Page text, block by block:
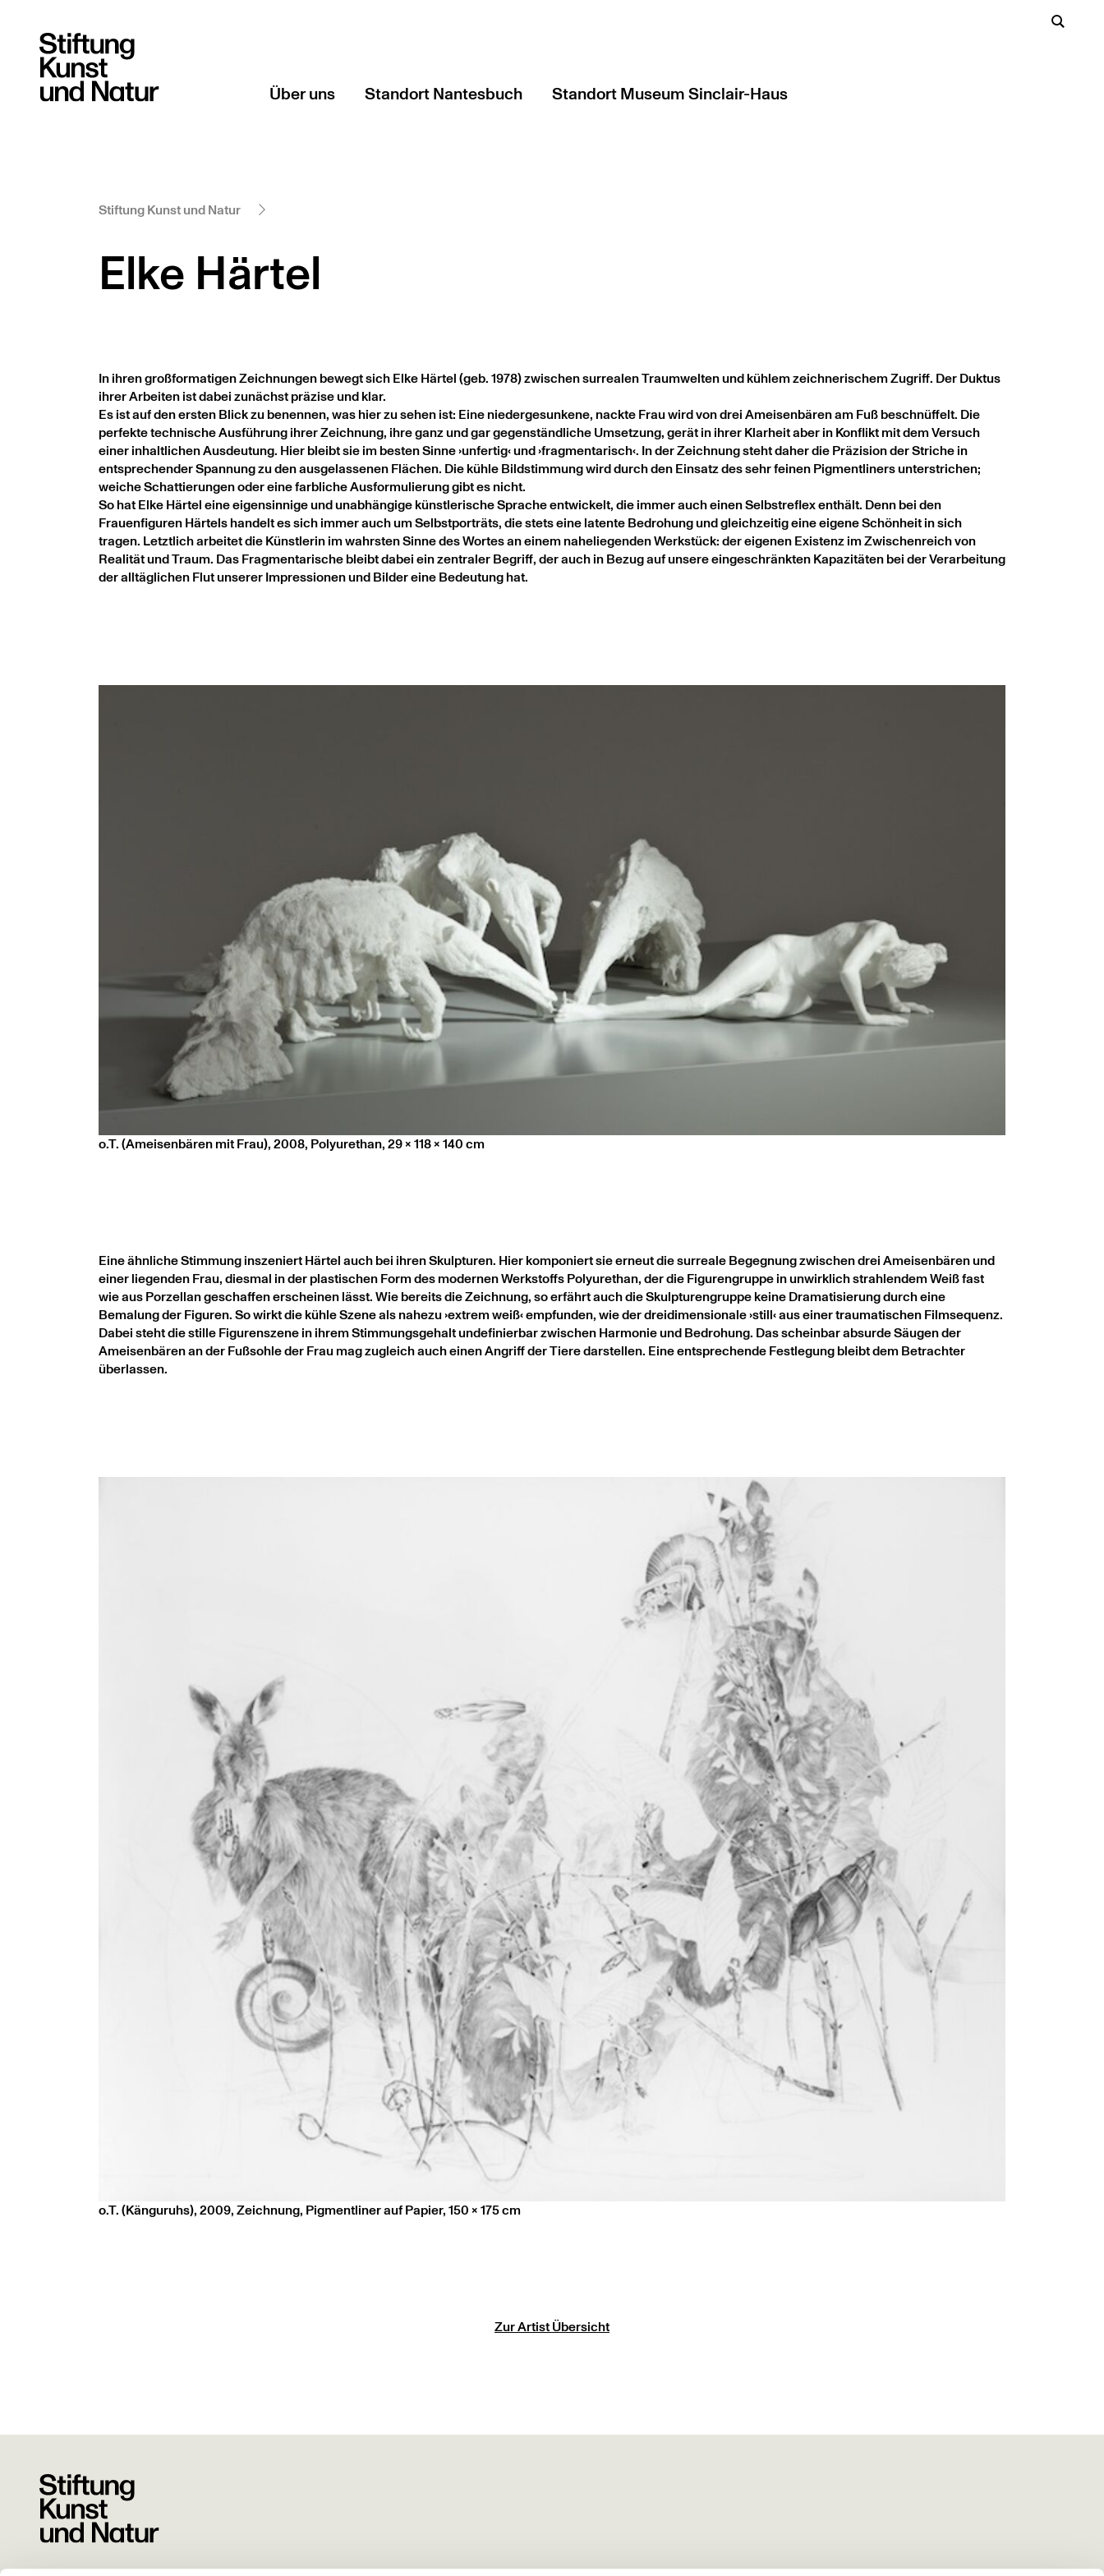
Über uns Standort Nantesbuch Standort Museum Sinclair-Haus
Stiftung Kunst und Natur
Elke Härtel
In ihren großformatigen Zeichnungen bewegt sich Elke Härtel (geb. 1978) zwischen surrealen Traumwelten und kühlem zeichnerischem Zugriff. Der Duktus
ihrer Arbeiten ist dabei zunächst präzise und klar.
Es ist auf den ersten Blick zu benennen, was hier zu sehen ist: Eine niedergesunkene, nackte Frau wird von drei Ameisenbären am Fuß beschnüffelt. Die
perfekte technische Ausführung ihrer Zeichnung, ihre ganz und gar gegenständliche Umsetzung, gerät in ihrer Klarheit aber in Konflikt mit dem Versuch
einer inhaltlichen Ausdeutung. Hier bleibt sie im besten Sinne ›unfertig‹ und ›fragmentarisch‹. In der Zeichnung steht daher die Präzision der Striche in
entsprechender Spannung zu den ausgelassenen Flächen. Die kühle Bildstimmung wird durch den Einsatz des sehr feinen Pigmentliners unterstrichen;
weiche Schattierungen oder eine farbliche Ausformulierung gibt es nicht.
So hat Elke Härtel eine eigensinnige und unabhängige künstlerische Sprache entwickelt, die immer auch einen Selbstreflex enthält. Denn bei den
Frauenfiguren Härtels handelt es sich immer auch um Selbstporträts, die stets eine latente Bedrohung und gleichzeitig eine eigene Schönheit in sich
tragen. Letztlich arbeitet die Künstlerin im wahrsten Sinne des Wortes an einem naheliegenden Werkstück: der eigenen Existenz im Zwischenreich von
Realität und Traum. Das Fragmentarische bleibt dabei ein zentraler Begriff, der auch in Bezug auf unsere eingeschränkten Kapazitäten bei der Verarbeitung
der alltäglichen Flut unserer Impressionen und Bilder eine Bedeutung hat.
o.T. (Ameisenbären mit Frau), 2008, Polyurethan, 29 x 118 x 140 cm
Eine ähnliche Stimmung inszeniert Härtel auch bei ihren Skulpturen. Hier komponiert sie erneut die surreale Begegnung zwischen drei Ameisenbären und
einer liegenden Frau, diesmal in der plastischen Form des modernen Werkstoffs Polyurethan, der die Figurengruppe in unwirklich strahlendem Weiß fast
wie aus Porzellan geschaffen erscheinen lässt. Wie bereits die Zeichnung, so erfährt auch die Skulpturengruppe keine Dramatisierung durch eine
Bemalung der Figuren. So wirkt die kühle Szene als nahezu ›extrem weiß‹ empfunden, wie der dreidimensionale ›still‹ aus einer traumatischen Filmsequenz.
Dabei steht die stille Figurenszene in ihrem Stimmungsgehalt undefinierbar zwischen Harmonie und Bedrohung. Das scheinbar absurde Säugen der
Ameisenbären an der Fußsohle der Frau mag zugleich auch einen Angriff der Tiere darstellen. Eine entsprechende Festlegung bleibt dem Betrachter
überlassen.
o.T. (Känguruhs), 2009, Zeichnung, Pigmentliner auf Papier, 150 x 175 cm
Zur Artist Übersicht